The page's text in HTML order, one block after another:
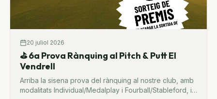
20 juliol 2026
⛳ 6a Prova Rànquing al Pitch & Putt El
Vendrell
Arriba la sisena prova del rànquing al nostre club, amb
modalitats Individual/Medalplay i Fourball/Stableford, i